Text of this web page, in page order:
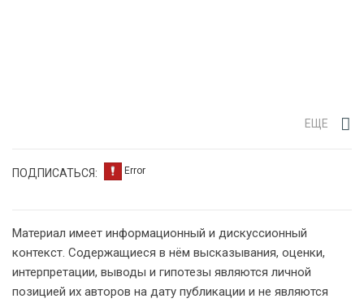
ЕЩЕ
ПОДПИСАТЬСЯ:
Материал имеет информационный и дискуссионный
контекст. Содержащиеся в нём высказывания, оценки,
интерпретации, выводы и гипотезы являются личной
позицией их авторов на дату публикации и не являются